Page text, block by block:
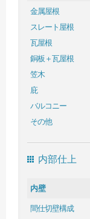
金属屋根
スレート屋根
瓦屋根
銅板＋瓦屋根
笠木
庇
バルコニー
その他
内部仕上
内壁
間仕切壁構成